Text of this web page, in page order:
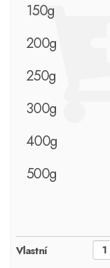
150g
200g
250g
300g
400g
500g
Vlastní